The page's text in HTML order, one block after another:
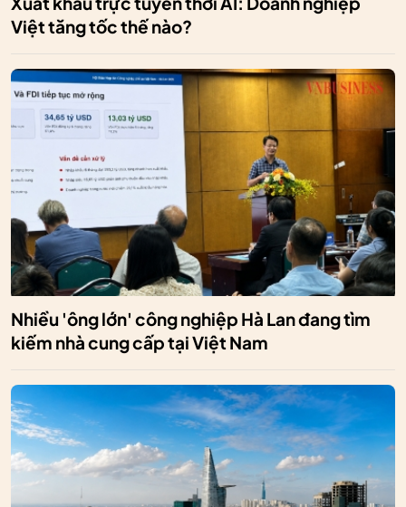
Việt tăng tốc thế nào?
Nhiều 'ông lớn' công nghiệp Hà Lan đang tìm
kiếm nhà cung cấp tại Việt Nam